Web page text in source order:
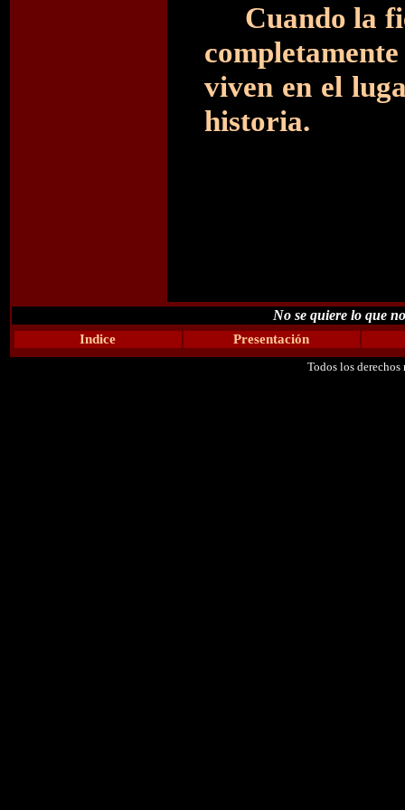
Cuando la
viven en el
historia.
No se quiere lo que
Indice Presentación
Todos los